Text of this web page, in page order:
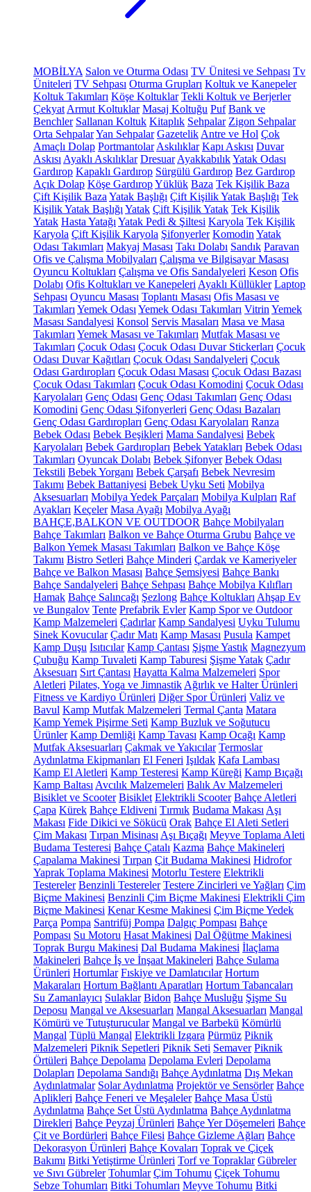
MOBİLYA Salon ve Oturma Odası TV Ünitesi ve Sehpası Tv
Üniteleri TV Sehpası Oturma Grupları Koltuk ve Kanepeler
Koltuk Takımları Köşe Koltuklar Tekli Koltuk ve Berjerler
Çekyat Armut Koltuklar Masaj Koltuğu Puf Bank ve
Benchler Sallanan Koltuk Kitaplık Sehpalar Zigon Sehpalar
Orta SehpalarYan Sehpalar Gazetelik Antre ve Hol Çok
Amaçlı Dolap Portmantolar Askılıklar Kapı Askısı Duvar
Askısı Ayaklı Askılıklar Dresuar AyakkabılıkYatak Odası
Gardırop Kapaklı Gardırop Sürgülü Gardırop Bez Gardırop
Açık Dolap Köşe GardıropYüklük Baza Tek Kişilik Baza
Çift Kişilik Baza Yatak Başlığı Çift Kişilik Yatak Başlığı Tek
Kişilik Yatak Başlığı Yatak Çift Kişilik Yatak Tek Kişilik
Yatak Hasta Yatağı Yatak Pedi & Şiltesi Karyola Tek Kişilik
Karyola Çift Kişilik Karyola Şifonyerler Komodin Yatak
Odası Takımları Makyaj Masası Takı Dolabı Sandık Paravan
Ofis ve Çalışma Mobilyaları Çalışma ve Bilgisayar Masası
Oyuncu Koltukları Çalışma ve Ofis Sandalyeleri Keson Ofis
Dolabı Ofis Koltukları ve Kanepeleri Ayaklı Küllükler Laptop
Sehpası Oyuncu Masası Toplantı Masası Ofis Masası ve
Takımları Yemek Odası Yemek Odası Takımları Vitrin Yemek
Masası Sandalyesi Konsol Servis Masaları Masa ve Masa
Takımları Yemek Masası ve Takımları Mutfak Masası ve
Takımları Çocuk Odası Çocuk Odası Duvar Stickerları Çocuk
Odası Duvar Kağıtları Çocuk Odası Sandalyeleri Çocuk
Odası Gardıropları Çocuk Odası Masası Çocuk Odası Bazası
Çocuk Odası Takımları Çocuk Odası Komodini Çocuk Odası
Karyolaları Genç Odası Genç Odası Takımları Genç Odası
Komodini Genç Odası Şifonyerleri Genç Odası Bazaları
Genç Odası Gardıropları Genç Odası Karyolaları Ranza
Bebek Odası Bebek Beşikleri Mama Sandalyesi Bebek
Karyolaları Bebek Gardıropları Bebek Yatakları Bebek Odası
Takımları Oyuncak Dolabı Bebek Şifonyer Bebek Odası
Tekstili Bebek Yorganı Bebek Çarşafı Bebek Nevresim
Takımı Bebek Battaniyesi Bebek Uyku Seti Mobilya
Aksesuarları Mobilya Yedek Parçaları Mobilya Kulpları Raf
Ayakları Keçeler Masa Ayağı Mobilya Ayağı
BAHÇE,BALKON VE OUTDOOR Bahçe Mobilyaları
Bahçe Takımları Balkon ve Bahçe Oturma Grubu Bahçe ve
Balkon Yemek Masası Takımları Balkon ve Bahçe Köşe
Takımı Bistro Setleri Bahçe Minderi Çardak ve Kameriyeler
Bahçe ve Balkon Masası Bahçe Şemsiyesi Bahçe Bankı
Bahçe Sandalyeleri Bahçe Sehpası Bahçe Mobilya Kılıfları
Hamak Bahçe Salıncağı Şezlong Bahçe Koltukları Ahşap Ev
ve Bungalov Tente Prefabrik Evler Kamp Spor ve Outdoor
Kamp Malzemeleri Çadırlar Kamp Sandalyesi Uyku Tulumu
Sinek Kovucular Çadır Matı Kamp Masası Pusula Kampet
Kamp Duşu Isıtıcılar Kamp Çantası Şişme Yastık Magnezyum
Çubuğu Kamp Tuvaleti Kamp Taburesi Şişme Yatak Çadır
Aksesuarı Sırt Çantası Hayatta Kalma Malzemeleri Spor
Aletleri Pilates, Yoga ve Jimnastik Ağırlık ve Halter Ürünleri
Fitness ve Kardiyo Ürünleri Diğer Spor Ürünleri Valiz ve
Bavul Kamp Mutfak Malzemeleri Termal Çanta Matara
Kamp Yemek Pişirme Seti Kamp Buzluk ve Soğutucu
Ürünler Kamp Demliği Kamp Tavası Kamp Ocağı Kamp
Mutfak Aksesuarları Çakmak ve Yakıcılar Termoslar
Aydınlatma Ekipmanları El Feneri Işıldak Kafa Lambası
Kamp El Aletleri Kamp Testeresi Kamp Küreği Kamp Bıçağı
Kamp Baltası Avcılık Malzemeleri Balık Av Malzemeleri
Bisiklet ve Scooter Bisiklet Elektrikli Scooter Bahçe Aletleri
Çapa Kürek Bahçe Eldiveni Tırmık Budama Makası Aşı
Makası Fide Dikici ve Sökücü Orak Bahçe El Aleti Setleri
Çim Makası Tırpan Misinası Aşı Bıçağı Meyve Toplama Aleti
Budama Testeresi Bahçe Çatalı Kazma Bahçe Makineleri
Çapalama Makinesi Tırpan Çit Budama Makinesi Hidrofor
Yaprak Toplama Makinesi Motorlu Testere Elektrikli
Testereler Benzinli Testereler Testere Zincirleri ve Yağları Çim
Biçme Makinesi Benzinli Çim Biçme Makinesi Elektrikli Çim
Biçme Makinesi Kenar Kesme Makinesi Çim Biçme Yedek
Parça Pompa Santrifüj Pompa Dalgıç Pompası Bahçe
Pompası Su Motoru Hasat Makinesi Dal Öğütme Makinesi
Toprak Burgu Makinesi Dal Budama Makinesi İlaçlama
Makineleri Bahçe İş ve İnşaat Makineleri Bahçe Sulama
Ürünleri Hortumlar Fıskiye ve Damlatıcılar Hortum
Makaraları Hortum Bağlantı Aparatları Hortum Tabancaları
Su Zamanlayıcı Sulaklar Bidon Bahçe Musluğu Şişme Su
Deposu Mangal ve Aksesuarları Mangal Aksesuarları Mangal
Kömürü ve Tutuşturucular Mangal ve Barbekü Kömürlü
Mangal Tüplü Mangal Elektrikli Izgara Pürmüz Piknik
Malzemeleri Piknik Sepetleri Piknik Seti Semaver Piknik
Örtüleri Bahçe Depolama Depolama Evleri Depolama
Dolapları Depolama Sandığı Bahçe Aydınlatma Dış Mekan
Aydınlatmalar Solar Aydınlatma Projektör ve Sensörler Bahçe
Aplikleri Bahçe Feneri ve Meşaleler Bahçe Masa Üstü
Aydınlatma Bahçe Set Üstü Aydınlatma Bahçe Aydınlatma
Direkleri Bahçe Peyzaj Ürünleri Bahçe Yer Döşemeleri Bahçe
Çit ve Bordürleri Bahçe Filesi Bahçe Gizleme Ağları Bahçe
Dekorasyon Ürünleri Bahçe Kovaları Toprak ve Çiçek
Bakımı Bitki Yetiştirme Ürünleri Torf ve Topraklar Gübreler
ve Sıvı Gübreler Tohumlar Çim Tohumu Çiçek Tohumu
Sebze Tohumları Bitki Tohumları Meyve Tohumu Bitki